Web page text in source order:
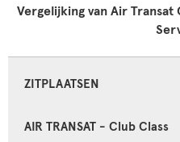
Vergelijking van Air
ZITPLAATSEN